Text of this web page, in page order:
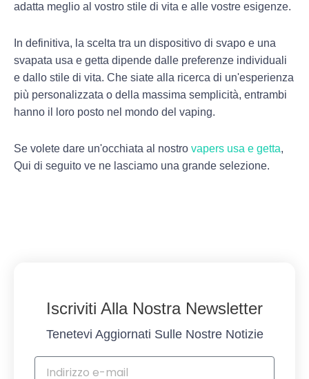
adatta meglio al vostro stile di vita e alle vostre esigenze.
In definitiva, la scelta tra un dispositivo di svapo e una
svapata usa e getta dipende dalle preferenze individuali
e dallo stile di vita. Che siate alla ricerca di un'esperienza
più personalizzata o della massima semplicità, entrambi
hanno il loro posto nel mondo del vaping.
Se volete dare un'occhiata al nostro vapers usa e getta,
Qui di seguito ve ne lasciamo una grande selezione.
Iscriviti Alla Nostra Newsletter
Tenetevi Aggiornati Sulle Nostre Notizie
Indirizzo